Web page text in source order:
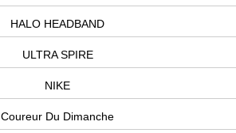
HALO HEADBAND
ULTRA SPIRE
NIKE
Coureur Du Dimanche